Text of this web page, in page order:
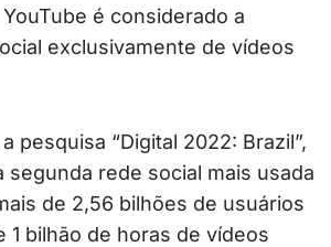
é considerado a
exclusivamente de vídeos
pesquisa “Digital 2022: Brazil”,
segunda rede social mais usada
de 2,56 bilhões de usuários
1 bilhão de horas de vídeos